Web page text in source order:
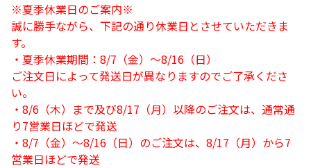
※夏季休業日のご案内※
誠に勝手ながら、下記の通り休業日とさせていただきま
す。
・夏季休業期間：8/7（金）～8/16（日）
ご注文日によって発送日が異なりますのでご了承くださ
い。
・8/6（木）まで及び8/17（月）以降のご注文は、通常通
り7営業日ほどで発送
・8/7（金）～8/16（日）のご注文は、8/17（月）から7
営業日ほどで発送